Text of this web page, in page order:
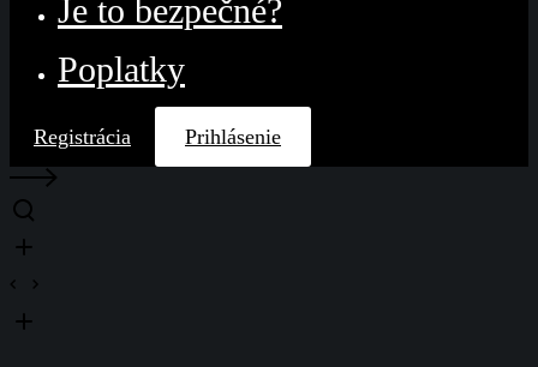
Je to bezpečné?
Poplatky
Registrácia Prihlásenie